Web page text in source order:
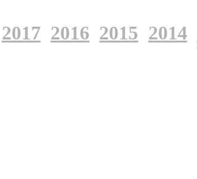
2014
2015
2016
2017